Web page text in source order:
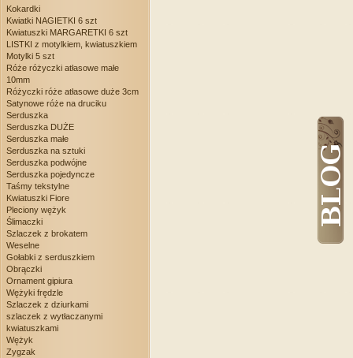
Kokardki
Kwiatki NAGIETKI 6 szt
Kwiatuszki MARGARETKI 6 szt
LISTKI z motylkiem, kwiatuszkiem
Motylki 5 szt
Róże różyczki atłasowe małe
10mm
Różyczki róże atłasowe duże 3cm
Satynowe róże na druciku
Serduszka
Serduszka DUŻE
Serduszka małe
Serduszka na sztuki
Serduszka podwójne
Serduszka pojedyncze
Taśmy tekstylne
Kwiatuszki Fiore
Pleciony wężyk
Ślimaczki
Szlaczek z brokatem
Weselne
Gołabki z serduszkiem
Obrączki
Ornament gipiura
Wężyki frędzle
Szlaczek z dziurkami
szlaczek z wytłaczanymi
kwiatuszkami
Wężyk
Zygzak